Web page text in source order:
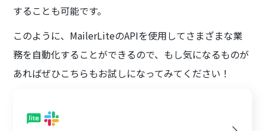
することも可能です。
このように、MailerLiteのAPIを使用してさまざまな業
務を自動化することができるので、もし気になるものが
あればぜひこちらもお試しになってみてください！